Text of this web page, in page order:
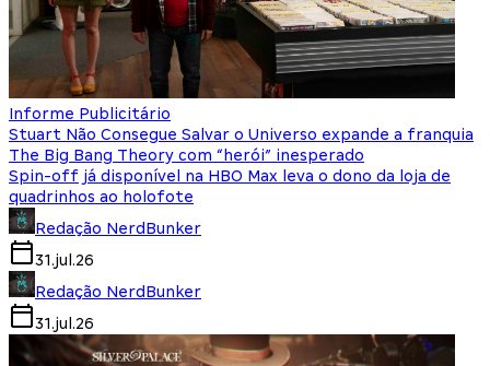
Informe Publicitário
Stuart Não Consegue Salvar o Universo expande a franquia
The Big Bang Theory com “herói” inesperado
Spin-off já disponível na HBO Max leva o dono da loja de
quadrinhos ao holofote
Redação NerdBunker
31.jul.26
Redação NerdBunker
31.jul.26